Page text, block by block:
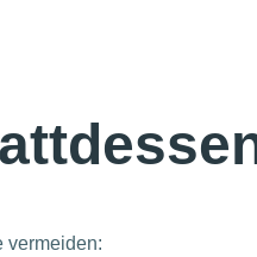
vermeiden: